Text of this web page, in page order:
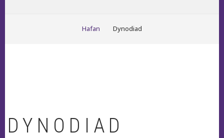
BREADCRUMB
Hafan Dynodiad
DYNODIAD